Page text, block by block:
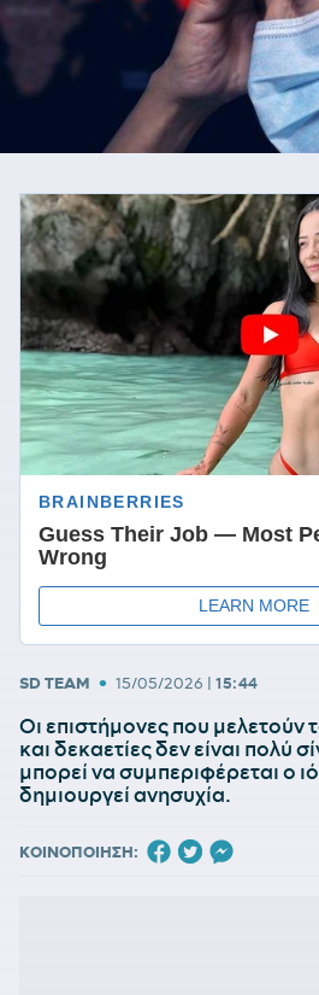
SD TEAM • 15/05/2026 | 15:44
Οι επιστήμονες που μελετούν
και δεκαετίες δεν είναι πολύ
μπορεί να συμπεριφέρεται ο
δημιουργεί ανησυχία.
ΚΟΙΝΟΠΟΙΗΣΗ: